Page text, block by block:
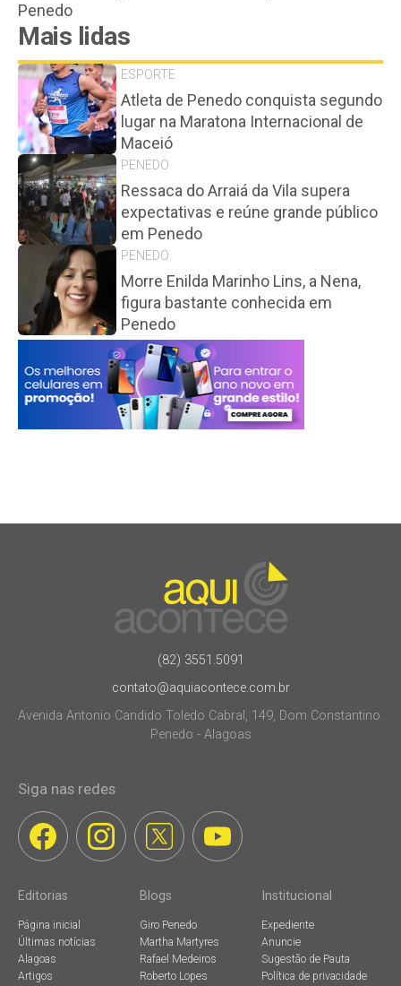
Penedo
Mais lidas
ESPORTE
Atleta de Penedo conquista segundo
lugar na Maratona Internacional de
Maceió
PENEDO
Ressaca do Arraiá da Vila supera
expectativas e reúne grande público
em Penedo
PENEDO
Morre Enilda Marinho Lins, a Nena,
figura bastante conhecida em
Penedo
(82) 3551.5091
contato@aquiacontece.com.br
Avenida Antonio Candido Toledo Cabral, 149, Dom Constantino.
Penedo - Alagoas
Siga nas redes
Editorias
Página inicial
Últimas notícias
Alagoas
Artigos
Blogs
Giro Penedo
Martha Martyres
Rafael Medeiros
Roberto Lopes
Institucional
Expediente
Anuncie
Sugestão de Pauta
Política de privacidade